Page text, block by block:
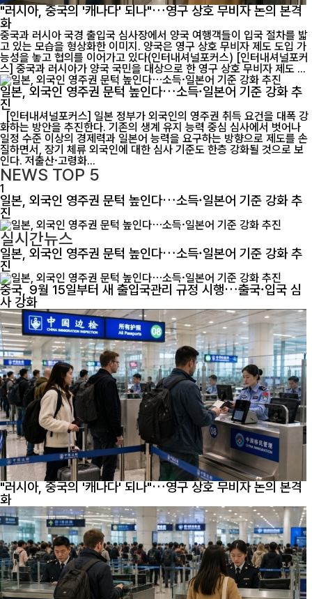
"러시아, 중국의 '캐나다' 되나"…영구 상호 무비자 논의 본격
화
중국과 러시아 국경 출입국 심사장에서 양국 여행객들이 입국 절차를 밟
고 있는 모습을 형상화한 이미지. 양국은 영구 상호 무비자 제도 도입 가
능성을 놓고 협의를 이어가고 있다(인터내셔널포커스) [인터내셔널포커
스] 중국과 러시아가 양국 국민을 대상으로 한 영구 상호 무비자 제도 ...
일본, 외국인 영주권 문턱 높인다…소득·일본어 기준 강화 추
진
[인터내셔널포커스] 일본 정부가 외국인의 영주권 취득 요건을 대폭 강
화하는 방안을 추진한다. 기존의 생계 유지 능력 중심 심사에서 벗어나
일정 수준 이상의 경제력과 일본어 능력을 요구하는 방향으로 제도를 손
질하면서, 장기 체류 외국인에 대한 심사 기준도 한층 강화될 것으로 보
인다. 저출산·고령화...
NEWS TOP 5
1
일본, 외국인 영주권 문턱 높인다…소득·일본어 기준 강화 추
진
실시간뉴스
일본, 외국인 영주권 문턱 높인다…소득·일본어 기준 강화 추
진
중국, 9월 15일부터 새 출입국관리 규정 시행…출국·입국 심
사 강화
"러시아, 중국의 '캐나다' 되나"…영구 상호 무비자 논의 본격
화